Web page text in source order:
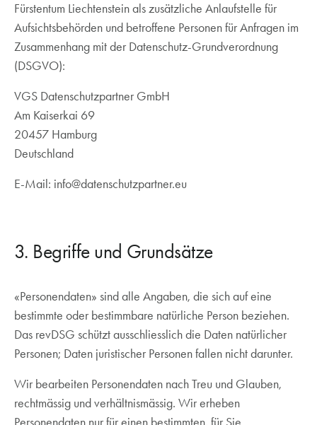
Fürstentum Liechtenstein als zusätzliche Anlaufstelle für
Aufsichtsbehörden und betroffene Personen für Anfragen im
Zusammenhang mit der Datenschutz-Grundverordnung
(DSGVO):
VGS Datenschutzpartner GmbH
Am Kaiserkai 69
20457 Hamburg
Deutschland
E-Mail: info@datenschutzpartner.eu
3. Begriffe und Grundsätze
«Personendaten» sind alle Angaben, die sich auf eine
bestimmte oder bestimmbare natürliche Person beziehen.
Das revDSG schützt ausschliesslich die Daten natürlicher
Personen; Daten juristischer Personen fallen nicht darunter.
Wir bearbeiten Personendaten nach Treu und Glauben,
rechtmässig und verhältnismässig. Wir erheben